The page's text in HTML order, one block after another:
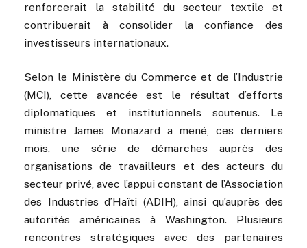
renforcerait la stabilité du secteur textile et
contribuerait à consolider la confiance des
investisseurs internationaux.
Selon le Ministère du Commerce et de l’Industrie
(MCI), cette avancée est le résultat d’efforts
diplomatiques et institutionnels soutenus. Le
ministre James Monazard a mené, ces derniers
mois, une série de démarches auprès des
organisations de travailleurs et des acteurs du
secteur privé, avec l’appui constant de l’Association
des Industries d’Haïti (ADIH), ainsi qu’auprès des
autorités américaines à Washington. Plusieurs
rencontres stratégiques avec des partenaires